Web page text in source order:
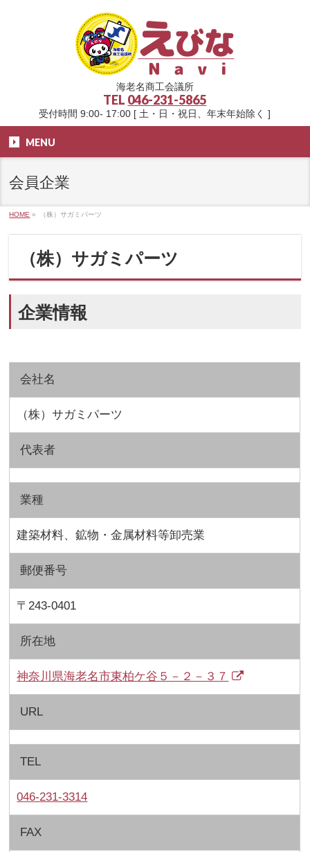
海老名商工会議所
TEL 046-231-5865
受付時間 9:00- 17:00 [ 土・日・祝日、年末年始除く ]
MENU
会員企業
HOME » （株）サガミパーツ
（株）サガミパーツ
企業情報
会社名
（株）サガミパーツ
代表者
業種
建築材料、鉱物・金属材料等卸売業
郵便番号
〒243-0401
所在地
神奈川県海老名市東柏ケ谷５－２－３７
URL
TEL
046-231-3314
FAX